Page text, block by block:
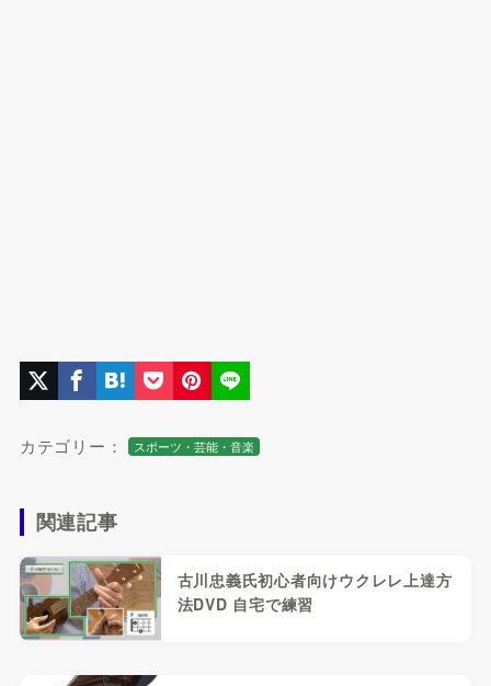
カテゴリー： スポーツ・芸能・音楽
関連記事
古川忠義氏初心者向けウクレレ上達方
法DVD 自宅で練習